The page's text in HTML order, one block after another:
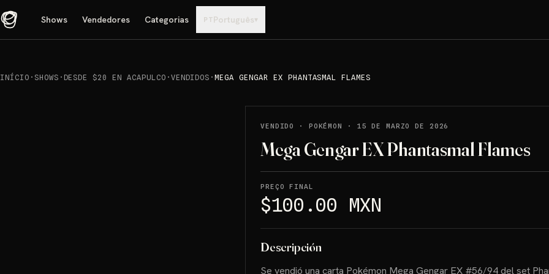
Shows Vendedores Categorias PTPortuguês▾
INÍCIO · SHOWS · DESDE $20 EN ACAPULCO · VENDIDOS ·MEGA GENGAR EX PHANTASMAL FLAMES
VENDIDO · POKÉMON · 15 DE MARZO DE 2026
Mega Gengar EX Phantasmal Flames
PREÇO FINAL
$100.00 MXN
Descripción
Se vendió una carta Pokémon Mega Gengar EX #56/94 del set